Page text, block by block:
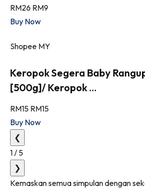
RM26 RM9
Buy Now
Shopee MY
Keropok Segera Baby
[500g]/ Keropok ...
RM15 RM15
Buy Now
❮
1 / 5
❯
Kemaskan semua simpulan dengan